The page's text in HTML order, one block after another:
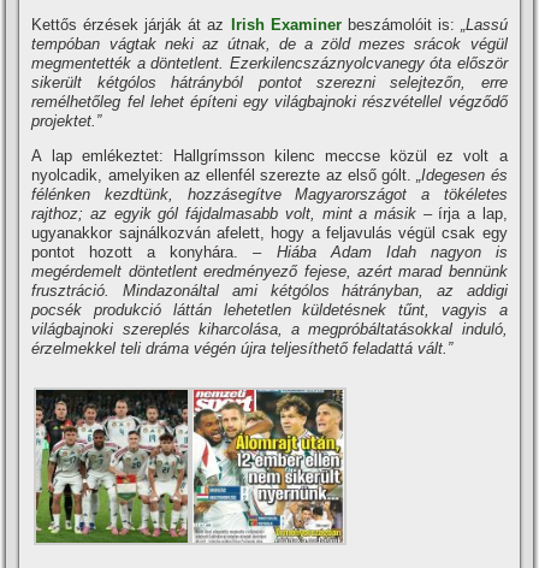
Kettős érzések járják át az
Irish Examiner beszámolóit is: „Lassú
tempóban vágtak neki az útnak, de a zöld mezes srácok végül
megmentették a döntetlent. Ezerkilencszáznyolcvanegy óta először
sikerült kétgólos hátrányból pontot szerezni selejtezőn, erre
remélhetőleg fel lehet építeni egy világbajnoki részvétellel végződő
projektet.”
A lap emlékeztet: Hallgrímsson kilenc meccse közül ez volt a
nyolcadik, amelyiken az ellenfél szerezte az első gólt.„Idegesen és
félénken kezdtünk, hozzásegítve Magyarországot a tökéletes
rajthoz; az egyik gól fájdalmasabb volt, mint a másik –írja a lap,
ugyanakkor sajnálkozván afelett, hogy a feljavulás végül csak egy
pontot hozott a konyhára. – Hiába Adam Idah nagyon is
megérdemelt döntetlent eredményező fejese, azért marad bennünk
frusztráció. Mindazonáltal ami kétgólos hátrányban, az addigi
pocsék produkció láttán lehetetlen küldetésnek tűnt, vagyis a
világbajnoki szereplés kiharcolása, a megpróbáltatásokkal induló,
érzelmekkel teli dráma végén újra teljesíthető feladattá vált.”